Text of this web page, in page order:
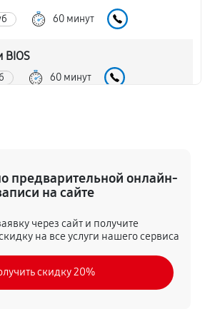
60 минут
BIOS
60 минут
предварительной онлайн-
на сайте
через сайт и получите
на все услуги нашего сервиса
скидку 20%